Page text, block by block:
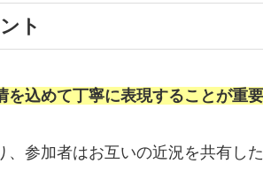
ト
を込めて丁寧に表現することが重要
参加者はお互いの近況を共有し